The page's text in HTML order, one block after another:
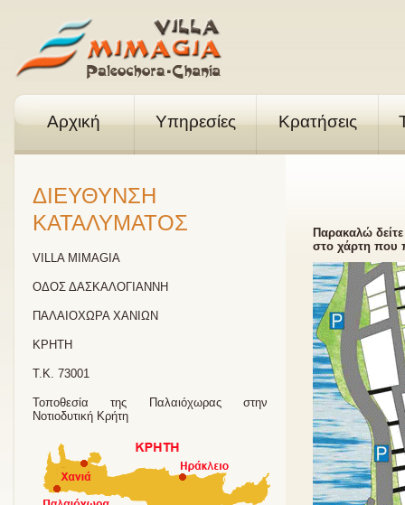
Αρχική Υπηρεσίες Κρατήσεις
ΔΙΕΥΘΥΝΣΗ
ΚΑΤΑΛΥΜΑΤΟΣ
VILLA MIMAGIA
ΟΔΟΣ ΔΑΣΚΑΛΟΓΙΑΝΝΗ
ΠΑΛAΙΟΧΩΡΑ ΧΑΝΙΩΝ
ΚΡΗΤΗ
Τ.Κ. 73001
Τοποθεσία της Παλαιόχωρας στην
Νοτιοδυτική Κρήτη
Παρακαλώ
στο χάρτη που